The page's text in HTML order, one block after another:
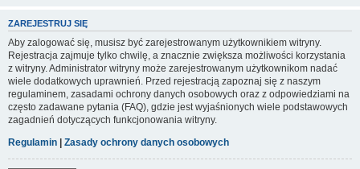
ZAREJESTRUJ SIĘ
Aby zalogować się, musisz być zarejestrowanym użytkownikiem witryny.
Rejestracja zajmuje tylko chwilę, a znacznie zwiększa możliwości korzystania
z witryny. Administrator witryny może zarejestrowanym użytkownikom nadać
wiele dodatkowych uprawnień. Przed rejestracją zapoznaj się z naszym
regulaminem, zasadami ochrony danych osobowych oraz z odpowiedziami na
często zadawane pytania (FAQ), gdzie jest wyjaśnionych wiele podstawowych
zagadnień dotyczących funkcjonowania witryny.
Regulamin | Zasady ochrony danych osobowych